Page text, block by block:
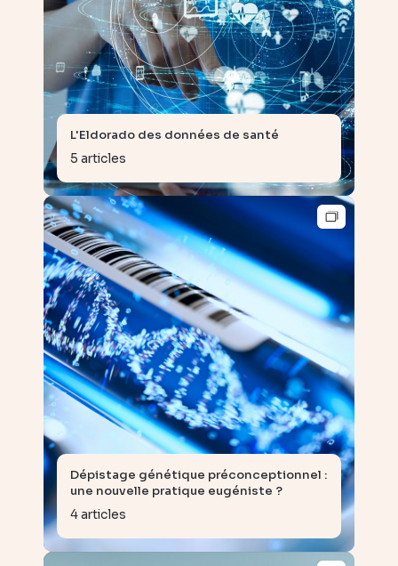
L'Eldorado des données de santé
5 articles
Dépistage génétique préconceptionnel :
une nouvelle pratique eugéniste ?
4 articles